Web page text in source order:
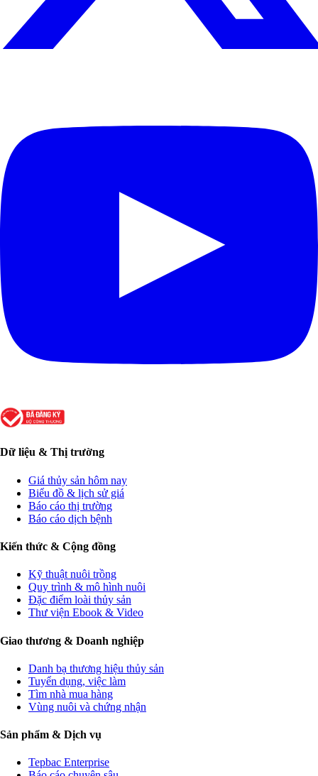
Dữ liệu & Thị trường
Giá thủy sản hôm nay
Biểu đồ & lịch sử giá
Báo cáo thị trường
Báo cáo dịch bệnh
Kiến thức & Cộng đồng
Kỹ thuật nuôi trồng
Quy trình & mô hình nuôi
Đặc điểm loài thủy sản
Thư viện Ebook & Video
Giao thương & Doanh nghiệp
Danh bạ thương hiệu thủy sản
Tuyển dụng, việc làm
Tìm nhà mua hàng
Vùng nuôi và chứng nhận
Sản phẩm & Dịch vụ
Tepbac Enterprise